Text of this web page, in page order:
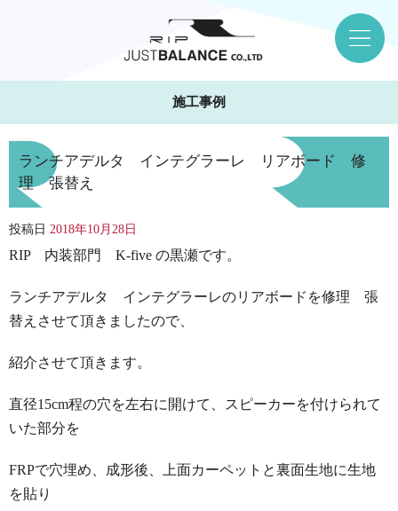
施工事例
ランチアデルタ インテグラーレ リアボード 修
理 張替え
投稿日 2018年10月28日
RIP 内装部門 K-five の黒瀬です。
ランチアデルタ インテグラーレのリアボードを修理 張
替えさせて頂きましたので、
紹介させて頂きます。
直径15cm程の穴を左右に開けて、スピーカーを付けられて
いた部分を
FRPで穴埋め、成形後、上面カーペットと裏面生地に生地
を貼り